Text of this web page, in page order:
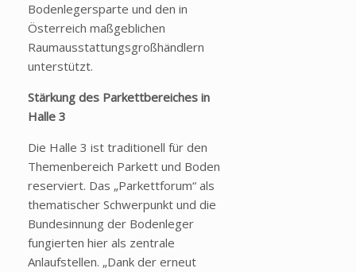
Bodenlegersparte und den in
Österreich maßgeblichen
Raumausstattungsgroßhändlern
unterstützt.
Stärkung des Parkettbereiches in
Halle 3
Die Halle 3 ist traditionell für den
Themenbereich Parkett und Boden
reserviert. Das „Parkettforum“ als
thematischer Schwerpunkt und die
Bundesinnung der Bodenleger
fungierten hier als zentrale
Anlaufstellen. „Dank der erneut